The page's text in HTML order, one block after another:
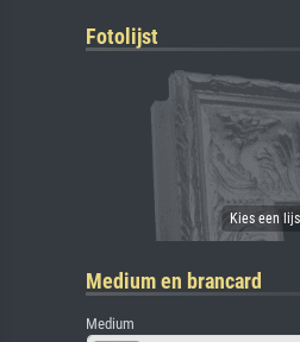
Fotolijst
Medium en brancard
Medium